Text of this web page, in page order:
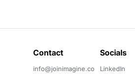
Contact
info@joinimagine.co
Socials
LinkedIn